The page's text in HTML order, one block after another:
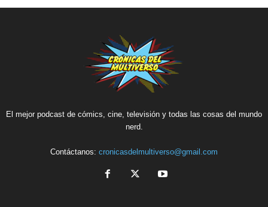
El mejor podcast de cómics, cine, televisión y todas las cosas del mundo
nerd.
Contáctanos: cronicasdelmultiverso@gmail.com